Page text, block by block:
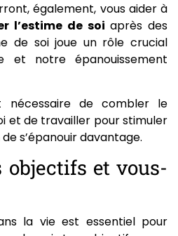
également, vous aider à
l’estime de soi après des
de soi joue un rôle crucial
et notre épanouissement
nécessaire de combler le
et de travailler pour stimuler
s’épanouir davantage.
et vous-
la vie est essentiel pour